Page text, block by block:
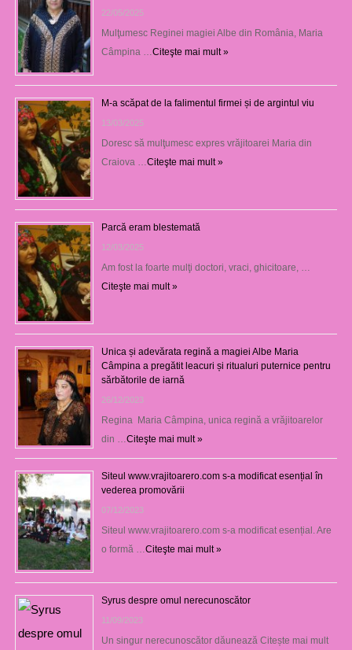
22/05/2025
Mulţumesc Reginei magiei Albe din România, Maria
Câmpina …Citeşte mai mult »
M-a scăpat de la falimentul firmei și de argintul viu
13/03/2025
Doresc să mulţumesc expres vrăjitoarei Maria din
Craiova …Citeşte mai mult »
Parcă eram blestemată
12/03/2025
Am fost la foarte mulţi doctori, vraci, ghicitoare, …
Citeşte mai mult »
Unica și adevărata regină a magiei Albe Maria
Câmpina a pregătit leacuri și ritualuri puternice pentru
sărbătorile de iarnă
26/12/2023
Regina Maria Câmpina, unica regină a vrăjitoarelor
din …Citeşte mai mult »
Siteul www.vrajitoarero.com s-a modificat esențial în
vederea promovării
07/12/2023
Siteul www.vrajitoarero.com s-a modificat esențial. Are
o formă …Citeşte mai mult »
Syrus despre omul nerecunoscător
11/09/2023
Un singur nerecunoscător dăunează Citește mai mult